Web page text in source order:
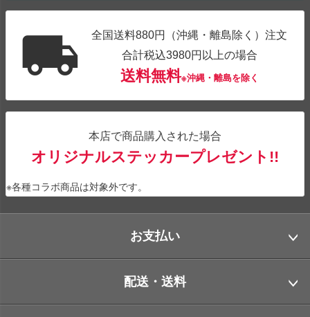
全国送料880円（沖縄・離島除く）注文
合計税込3980円以上の場合
送料無料※沖縄・離島を除く
本店で商品購入された場合
オリジナルステッカープレゼント!!
※各種コラボ商品は対象外です。
お支払い
配送・送料